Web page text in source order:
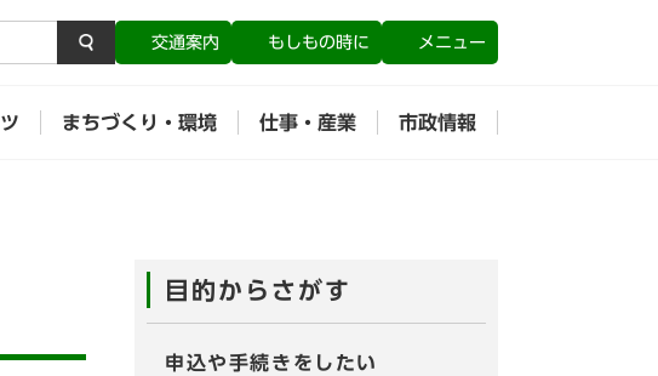
交通案内 もしもの時に メニュー
まちづくり・環境 仕事・産業 市政情報
目的からさがす
申込や手続きをしたい